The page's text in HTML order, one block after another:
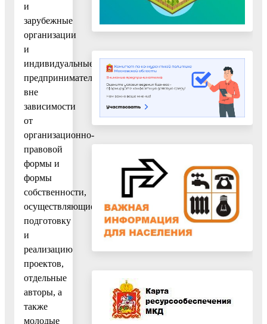
и
зарубежные
организации
и
индивидуальные
предприниматели
вне
зависимости
от
организационно-
правовой
формы и
формы
собственности,
осуществляющие
подготовку
и
реализацию
проектов,
отдельные
авторы, а
также
молодые